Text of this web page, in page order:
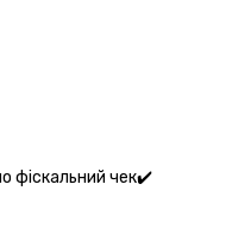
фіскальний чек✔️